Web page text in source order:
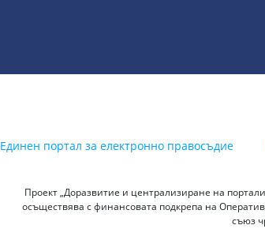
Единен портал за електронно правосъдие
Проект „Доразвитие и централизиране на
осъществява с финансовата подкрепа на
съюз